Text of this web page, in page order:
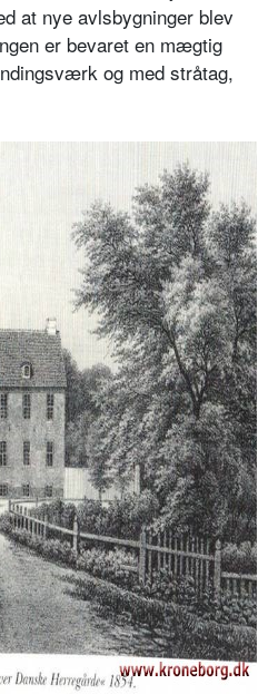
at nye avlsbygninger blev
er bevaret en mægtig
og med stråtag,